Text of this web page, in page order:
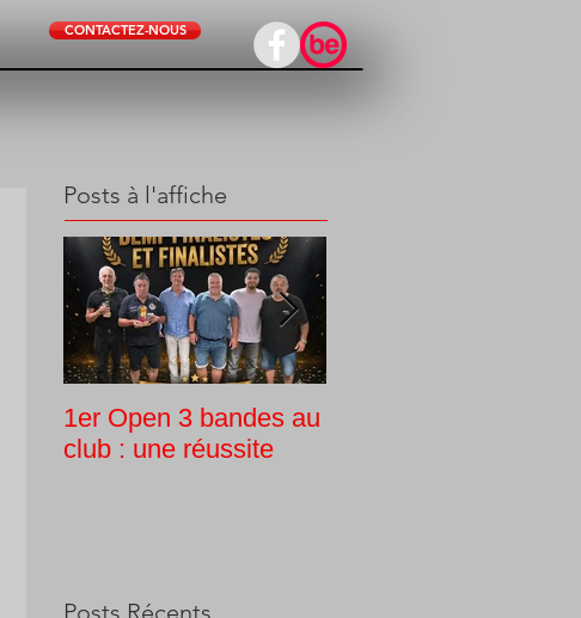
CONTACTEZ-NOUS
Posts à l'affiche
1er Open 3 bandes au
club : une réussite
Posts Récents